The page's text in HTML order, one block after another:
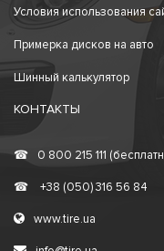
Условия использования
Примерка дисков на авто
Шинный калькулятор
КОНТАКТЫ
☎ 0 800 215 111
☎ +38 (050) 316 56 84
www.tire.ua